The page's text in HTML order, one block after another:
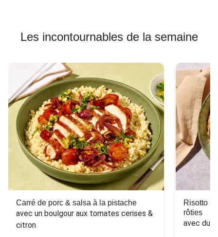
Les incontournables de la semaine
Carré de porc & salsa à la pistache
avec un boulgour aux tomates cerises &
citron
Risotto
rôties
avec du